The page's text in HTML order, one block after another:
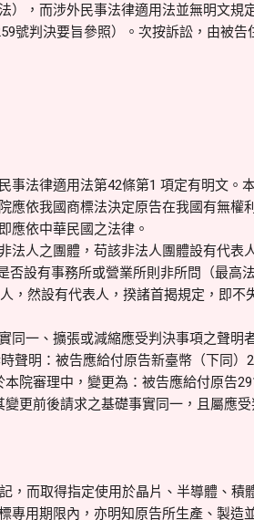
），而涉外民事法律適用法並無明文規
判決要旨參照）。次按訴訟，由被告
事法律適用法第42條第1 項定有明文。
應依我國商標法決定原告在我國有無權
應依中華民國之法律。
法人之團體，苟該非法人團體設有代表
設有事務所或營業所則非所問（最高
，然設有代表人，揆諸首揭規定，即不
同一、擴張或減縮應受判決事項之聲明
聲明：被告應給付原告新臺幣（下同）
院審理中，變更為：被告應給付原告
更前後請求之基礎事實同一，且屬應
而取得指定使用於晶片、半導體、積
專用期限內，亦明知原告所生產、製造